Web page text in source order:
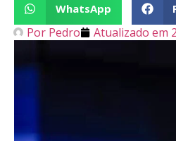
WhatsApp
Por Pedro Atualizado em